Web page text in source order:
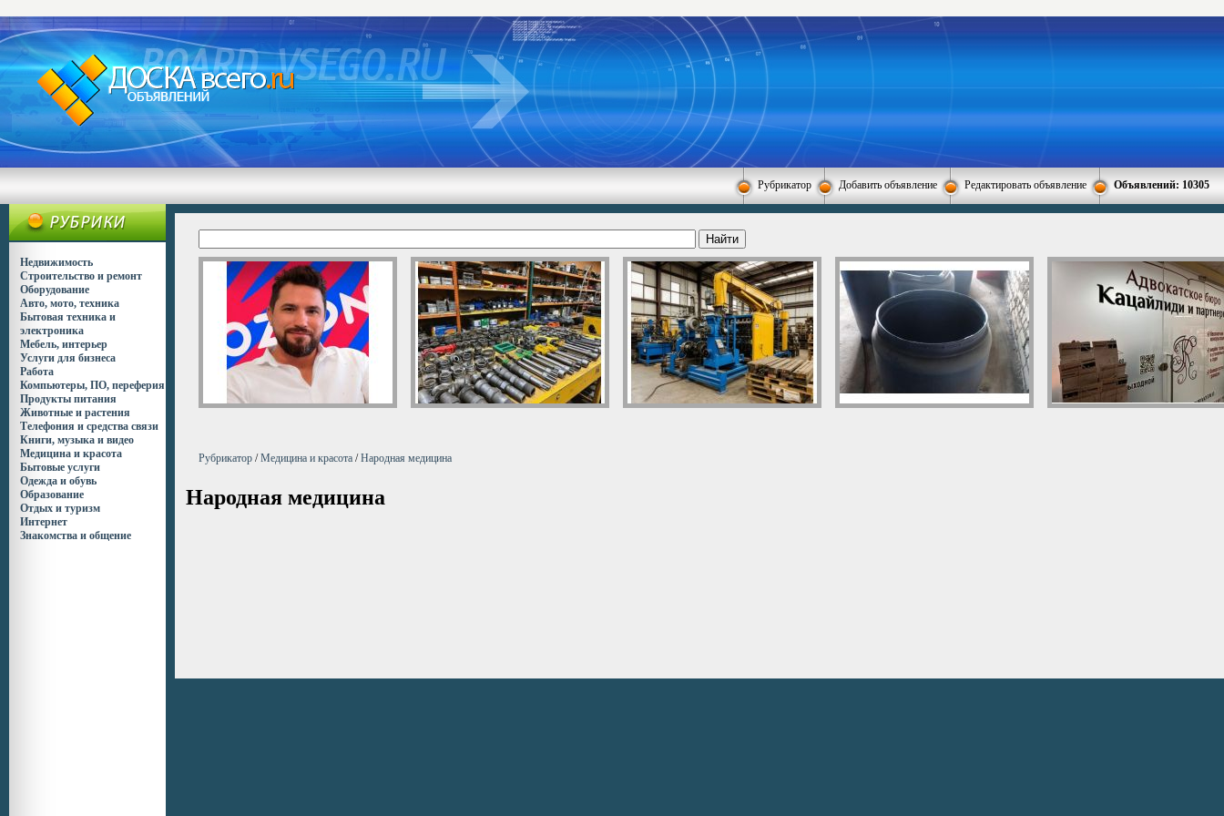
Рубрикатор Добавить объявление Редактировать объявление Объявлений: 10305
Недвижимость
Строительство и ремонт
Оборудование
Авто, мото, техника
Бытовая техника и
электроника
Мебель, интерьер
Услуги для бизнеса
Работа
Компьютеры, ПО, переферия
Продукты питания
Животные и растения
Телефония и средства связи
Книги, музыка и видео
Медицина и красота
Бытовые услуги
Одежда и обувь
Образование
Отдых и туризм
Интернет
Знакомства и общение
Рубрикатор /Медицина и красота /Народная медицина
Народная медицина